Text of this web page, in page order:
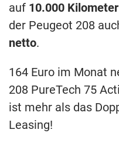
auf 10.000
der Peugeot 208
netto.
164 Euro im Monat
208 PureTech 75
ist mehr als das
Leasing!